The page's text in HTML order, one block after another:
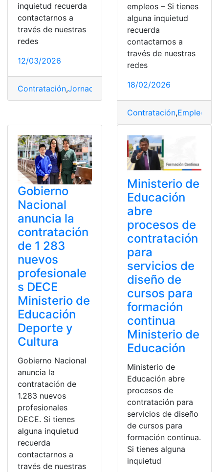
inquietud recuerda
contactarnos a
través de nuestras
redes
12/03/2026
Contratación,Jornada Laboral ,Jóvenes
empleos – Si tienes
alguna inquietud
recuerda
contactarnos a
través de nuestras
redes
18/02/2026
Contratación,Empleo
Gobierno
Nacional
anuncia la
contratación
de 1 283
nuevos
profesionale
s DECE
Ministerio de
Educación
Deporte y
Cultura
Gobierno Nacional
anuncia la
contratación de
1.283 nuevos
profesionales
DECE. Si tienes
alguna inquietud
recuerda
contactarnos a
través de nuestras
Ministerio de
Educación
abre
procesos de
contratación
para
servicios de
diseño de
cursos para
formación
continua
Ministerio de
Educación
Ministerio de
Educación abre
procesos de
contratación para
servicios de diseño
de cursos para
formación continua.
Si tienes alguna
inquietud